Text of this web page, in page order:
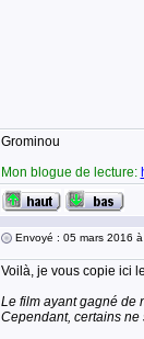
Grominou
Mon blogue de lecture:
Envoyé : 05 mars 2016
Voilà, je vous copie ici
Le film ayant gagné de
Cependant, certains ne